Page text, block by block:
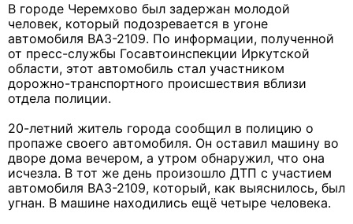
В городе Черемхово был задержан молодой
человек, который подозревается в угоне
автомобиля ВАЗ-2109. По информации, полученной
от пресс-службы Госавтоинспекции Иркутской
области, этот автомобиль стал участником
дорожно-транспортного происшествия вблизи
отдела полиции.
20-летний житель города сообщил в полицию о
пропаже своего автомобиля. Он оставил машину во
дворе дома вечером, а утром обнаружил, что она
исчезла. В тот же день произошло ДТП с участием
автомобиля ВАЗ-2109, который, как выяснилось, был
угнан. В машине находились ещё четыре человека.